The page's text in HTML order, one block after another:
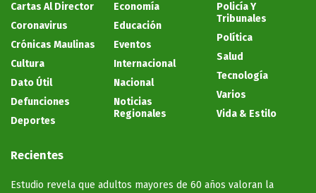
Cartas Al Director
Coronavirus
Crónicas Maulinas
Cultura
Dato Útil
Defunciones
Deportes
Economía
Educación
Eventos
Internacional
Nacional
Noticias
Regionales
Policía Y
Tribunales
Política
Salud
Tecnología
Varios
Vida & Estilo
Recientes
Estudio revela que adultos mayores de 60 años valoran la